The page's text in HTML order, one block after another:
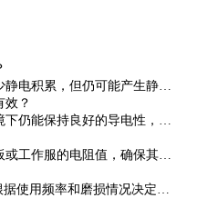
电积累，但仍可能产生静
效？
仍能保持良好的导电性，但
工作服的电阻值，确保其在
姆）。
使用频率和磨损情况决定。